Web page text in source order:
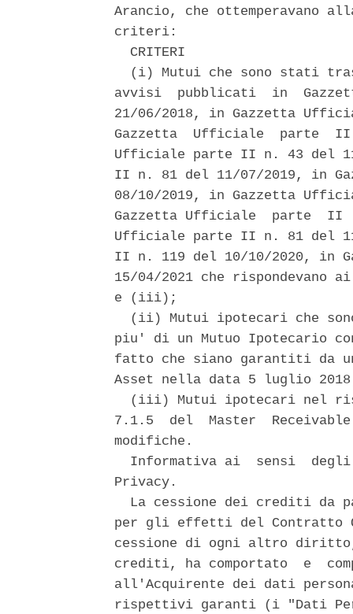
Arancio, che ottemperavano
criteri:
  CRITERI
(i) Mutui che sono stati
avvisi  pubblicati  in
21/06/2018, in Gazzetta
Gazzetta  Ufficiale  parte
Ufficiale parte II n. 43 del
II n. 81 del 11/07/2019, in
08/10/2019, in Gazzetta
Gazzetta Ufficiale  parte  II
Ufficiale parte II n. 81 del
II n. 119 del 10/10/2020, in
15/04/2021 che
e (iii);
(ii) Mutui ipotecari che
piu' di un Mutuo Ipotecario
fatto che siano garantiti da
Asset nella data 5 luglio
(iii) Mutui ipotecari nel
7.1.5  del  Master
modifiche.
Informativa ai  sensi
Privacy.
La cessione dei crediti da
per gli effetti del Contratto
cessione di ogni altro
crediti, ha comportato  e
all'Acquirente dei dati
rispettivi garanti (i "Dati